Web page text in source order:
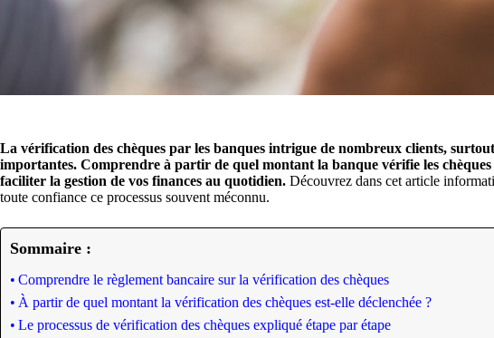
La vérification des chèques par les banques intrigue de nombreux clients,
importantes. Comprendre à partir de quel montant la banque vérifie les chèques
faciliter la gestion de vos finances au quotidien. Découvrez dans cet article
toute confiance ce processus souvent méconnu.
Sommaire :
Comprendre le règlement bancaire sur la vérification des chèques
À partir de quel montant la vérification des chèques est-elle déclenchée ?
Le processus de vérification des chèques expliqué étape par étape